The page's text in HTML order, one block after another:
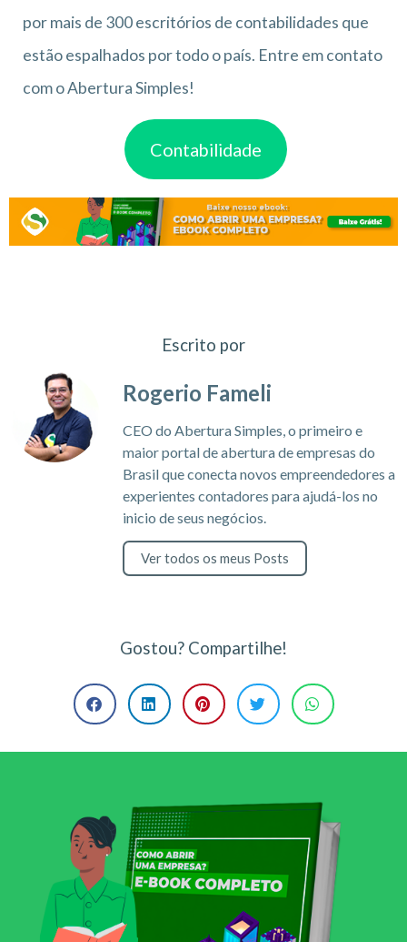
por mais de 300 escritórios de contabilidades que
estão espalhados por todo o país. Entre em contato
com o Abertura Simples!
Contabilidade
Escrito por
Rogerio Fameli
CEO do Abertura Simples, o primeiro e
maior portal de abertura de empresas do
Brasil que conecta novos empreendedores a
experientes contadores para ajudá-los no
inicio de seus negócios.
Ver todos os meus Posts
Gostou? Compartilhe!